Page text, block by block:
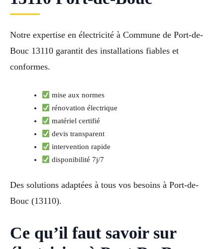
Notre expertise en électricité à Commune de Port-de-
Bouc 13110 garantit des installations fiables et
conformes.
mise aux normes
rénovation électrique
matériel certifié
devis transparent
intervention rapide
disponibilité 7j/7
Des solutions adaptées à tous vos besoins à Port-de-
Bouc (13110).
Ce qu’il faut savoir sur